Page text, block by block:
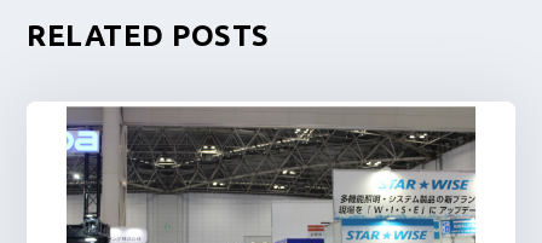
RELATED POSTS